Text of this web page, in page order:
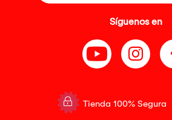
Síguenos en
Tienda 100% Segura